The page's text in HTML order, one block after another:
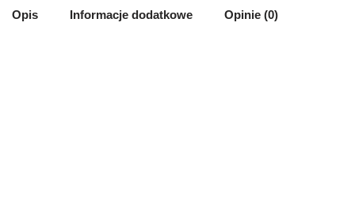
Opis Informacje dodatkowe Opinie (0)